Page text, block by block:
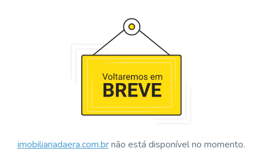
imobiliariadaera.com.brnão está disponível no momento.